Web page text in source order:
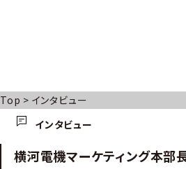
Top > インタビュー
インタビュー
横河電機マーケティング本部